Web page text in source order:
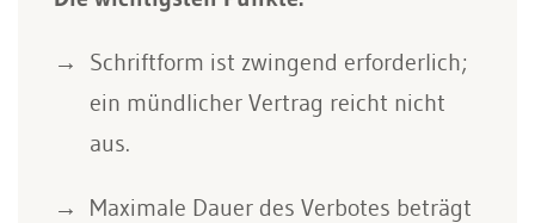
Schriftform ist zwingend erforderlich;
ein mündlicher Vertrag reicht nicht
aus.
Maximale Dauer des Verbotes beträgt